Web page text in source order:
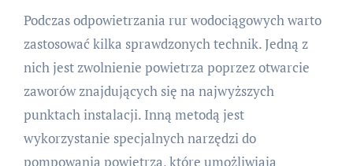
Podczas odpowietrzania rur wodociągowych warto
zastosować kilka sprawdzonych technik. Jedną z
nich jest zwolnienie powietrza poprzez otwarcie
zaworów znajdujących się na najwyższych
punktach instalacji. Inną metodą jest
wykorzystanie specjalnych narzędzi do
pompowania powietrza, które umożliwiają